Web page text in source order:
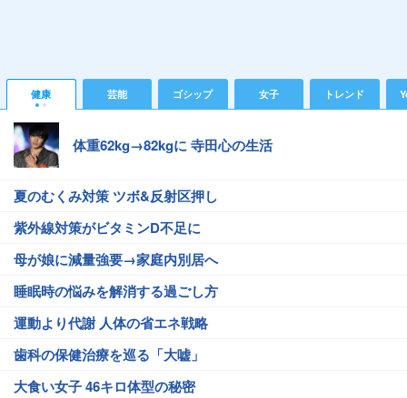
健康 芸能 ゴシップ 女子 トレンド
体重62kg→82kgに 寺田心の生活
夏のむくみ対策 ツボ&反射区押し
紫外線対策がビタミンD不足に
母が娘に減量強要→家庭内別居へ
睡眠時の悩みを解消する過ごし方
運動より代謝 人体の省エネ戦略
歯科の保健治療を巡る「大嘘」
大食い女子 46キロ体型の秘密